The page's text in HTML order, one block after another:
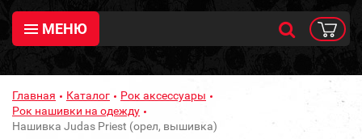
МЕНЮ
Главная Каталог
Рок аксессуары
Рок нашивки на одежду
Нашивка Judas Priest (орел, вышивка)